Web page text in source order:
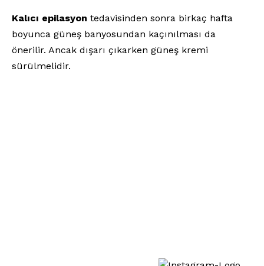
Kalıcı epilasyon tedavisinden sonra birkaç hafta
boyunca güneş banyosundan kaçınılması da
önerilir. Ancak dışarı çıkarken güneş kremi
sürülmelidir.